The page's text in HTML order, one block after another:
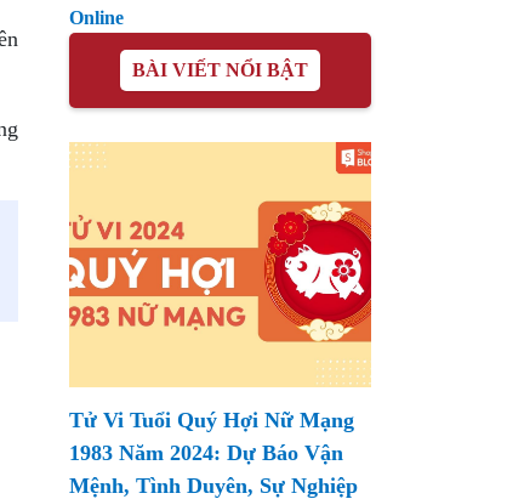
Online
BÀI VIẾT NỔI BẬT
Tử Vi Tuổi Quý Hợi Nữ Mạng
1983 Năm 2024: Dự Báo Vận
Mệnh, Tình Duyên, Sự Nghiệp